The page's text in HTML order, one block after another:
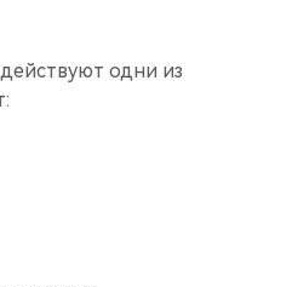
одни из